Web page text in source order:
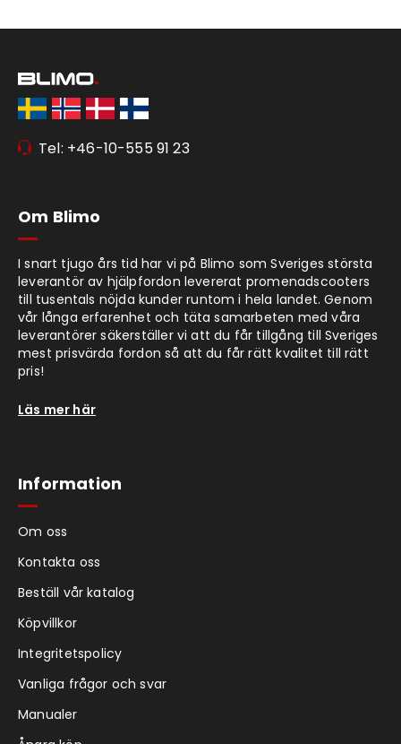
Tel: +46-10-555 91 23
Om Blimo
I snart tjugo års tid har vi på Blimo som Sveriges största
leverantör av hjälpfordon levererat promenadscooters
till tusentals nöjda kunder runtom i hela landet. Genom
vår långa erfarenhet och täta samarbeten med våra
leverantörer säkerställer vi att du får tillgång till Sveriges
mest prisvärda fordon så att du får rätt kvalitet till rätt
pris!
Läs mer här
Information
Om oss
Kontakta oss
Beställ vår katalog
Köpvillkor
Integritetspolicy
Vanliga frågor och svar
Manualer